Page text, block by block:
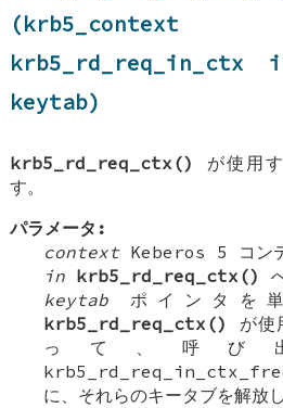
krb5_rd_req_in_ctx
keytab)
krb5_rd_req_ctx()
が使用
す。
パラメータ:
contextKeberos 5 コンテ
in krb5_rd_req_ctx()
keytab ポインタを
krb5_rd_req_ctx()
が使
って、呼び
に、それらのキータブを解放